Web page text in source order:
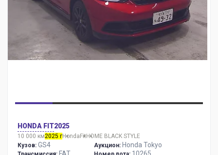
HONDA FIT2025
10 000 км2025 гHonda Fit HOME BLACK STYLE
Кузов: GS4 Аукцион: Honda Tokyo